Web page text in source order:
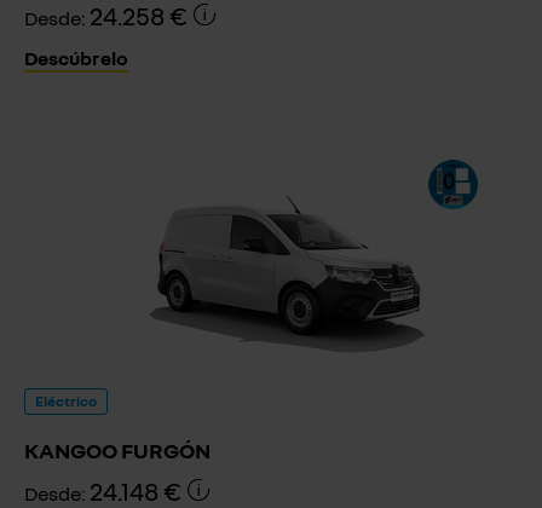
Desde: 24.258 €
Descúbrelo
Eléctrico
KANGOO FURGÓN
Desde: 24.148 €